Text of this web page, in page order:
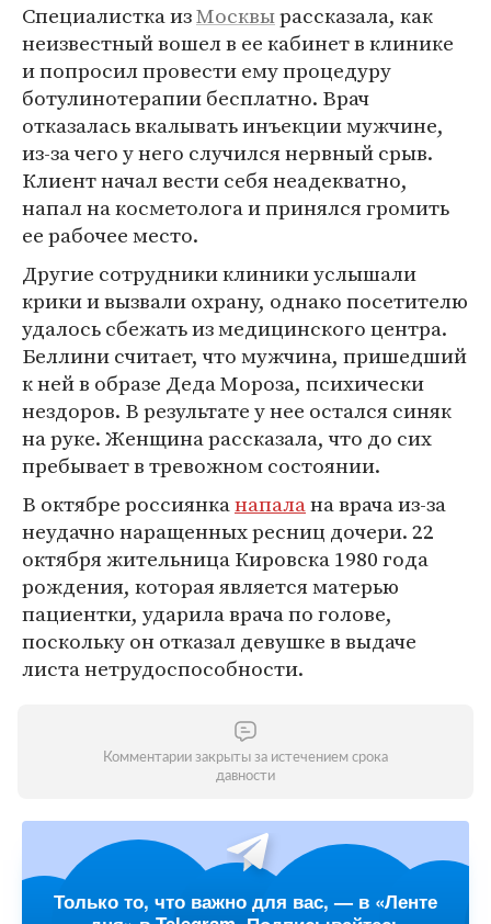
Специалистка изМосквырассказала, как
неизвестный вошел в ее кабинет в клинике
и попросил провести ему процедуру
ботулинотерапии бесплатно. Врач
отказалась вкалывать инъекции мужчине,
из-за чего у него случился нервный срыв.
Клиент начал вести себя неадекватно,
напал на косметолога и принялся громить
ее рабочее место.
Другие сотрудники клиники услышали
крики и вызвали охрану, однако посетителю
удалось сбежать из медицинского центра.
Беллини считает, что мужчина, пришедший
к ней в образе Деда Мороза, психически
нездоров. В результате у нее остался синяк
на руке. Женщина рассказала, что до сих
пребывает в тревожном состоянии.
В октябре россиянканапалана врача из-за
неудачно наращенных ресниц дочери. 22
октября жительница Кировска 1980 года
рождения, которая является матерью
пациентки, ударила врача по голове,
поскольку он отказал девушке в выдаче
листа нетрудоспособности.
Комментарии закрыты за истечением срока
давности
Только то, что важно для вас, — в «Ленте